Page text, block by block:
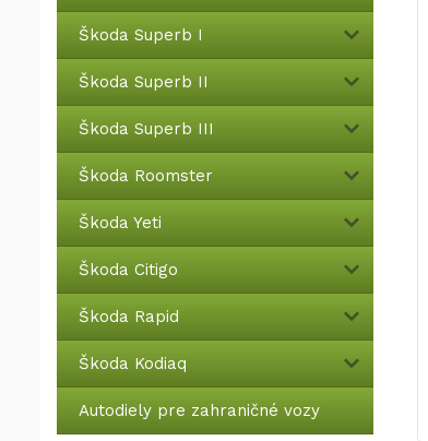
Škoda Superb I
Škoda Superb II
Škoda Superb III
Škoda Roomster
Škoda Yeti
Škoda Citigo
Škoda Rapid
Škoda Kodiaq
Autodiely pre zahraničné vozy